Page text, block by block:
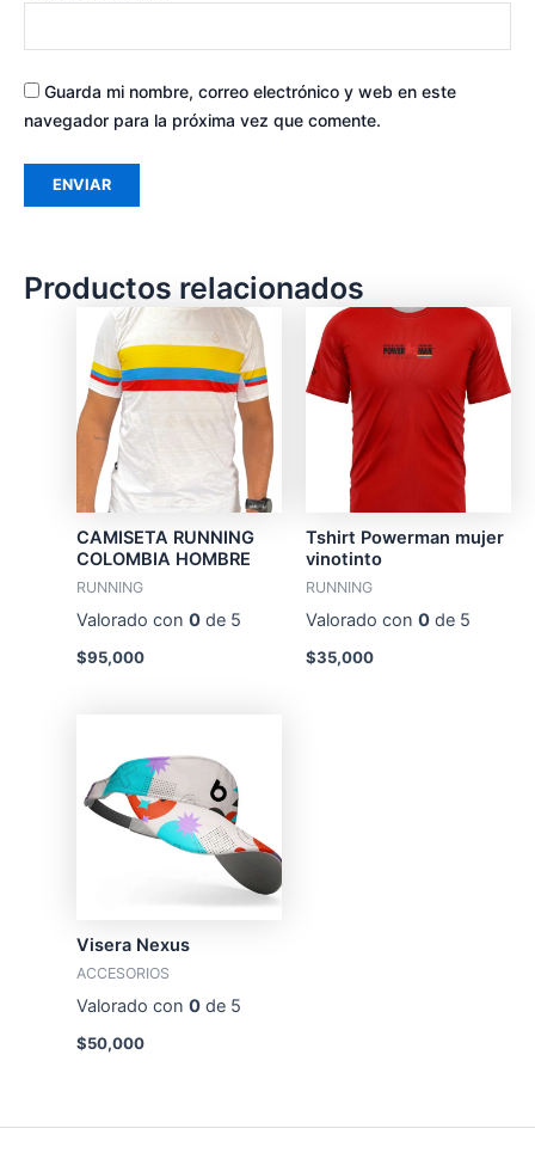
Guarda mi nombre, correo electrónico y web en este
navegador para la próxima vez que comente.
Productos relacionados
CAMISETA RUNNING
COLOMBIA HOMBRE
RUNNING
Valorado con 0de 5
$95,000
Tshirt Powerman mujer
vinotinto
RUNNING
Valorado con 0de 5
$35,000
Visera Nexus
ACCESORIOS
Valorado con 0de 5
$50,000